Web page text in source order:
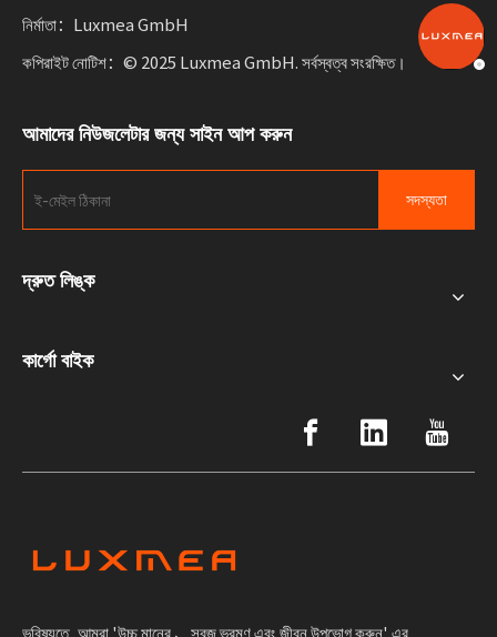
নির্মাতা：Luxmea GmbH
কপিরাইট নোটিশ：© 2025 Luxmea GmbH. সর্বস্বত্ব সংরক্ষিত।
আমাদের নিউজলেটার জন্য সাইন আপ করুন
সদস্যতা
দ্রুত লিঙ্ক
কার্গো বাইক
ভবিষ্যতে, আমরা 'উচ্চ মানের 、সবুজ ভ্রমণ এবং জীবন উপভোগ করুন' এর